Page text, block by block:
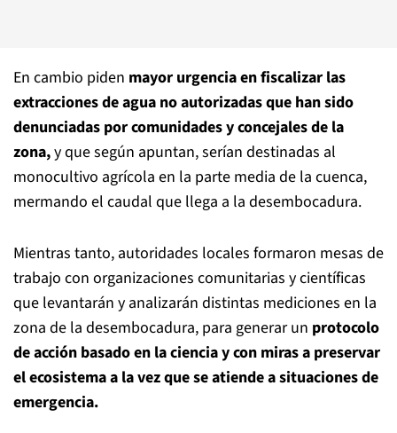
En cambio piden mayor urgencia en fiscalizar las
extracciones de agua no autorizadas que han sido
denunciadas por comunidades y concejales de la
zona,y que según apuntan, serían destinadas al
monocultivo agrícola en la parte media de la cuenca,
mermando el caudal que llega a la desembocadura.
Mientras tanto, autoridades locales formaron mesas de
trabajo con organizaciones comunitarias y científicas
que levantarán y analizarán distintas mediciones en la
zona de la desembocadura, para generar un protocolo
de acción basado en la ciencia y con miras a preservar
el ecosistema a la vez que se atiende a situaciones de
emergencia.